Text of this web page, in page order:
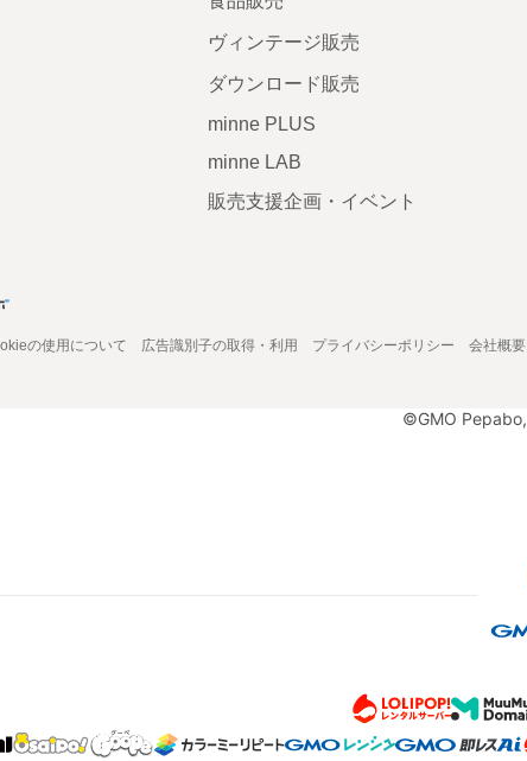
ヴィンテージ販売
ダウンロード販売
minne PLUS
minne LAB
販売支援企画・イベント
の使用について 広告識別子の取得・利用 プライバシーポリシー 会社概要
©GMO